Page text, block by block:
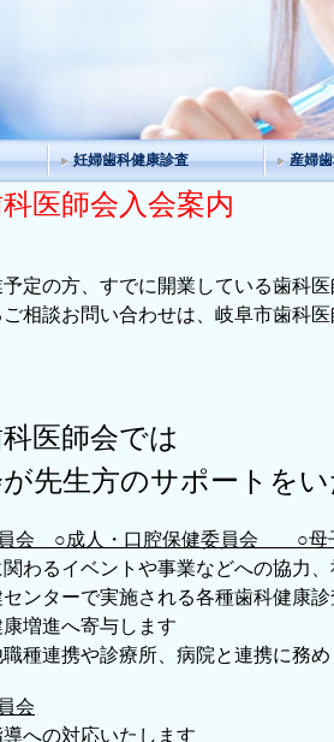
妊婦歯科健康診査 産婦
医師会入会案内
定の方、すでに開業している歯科
ご相談お問い合わせは、岐阜市歯科
医師会では
先生方のサポートを
会 ○成人・口腔保健委員会 ○母
わるイベントや事業などへの協力
ンターで実施される各種歯科健康
増進へ寄与します
種連携や診療所、病院と連携に務め
会
への対応いたします